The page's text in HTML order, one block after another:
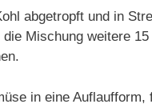
abgetropft und in
die Mischung weitere
in eine